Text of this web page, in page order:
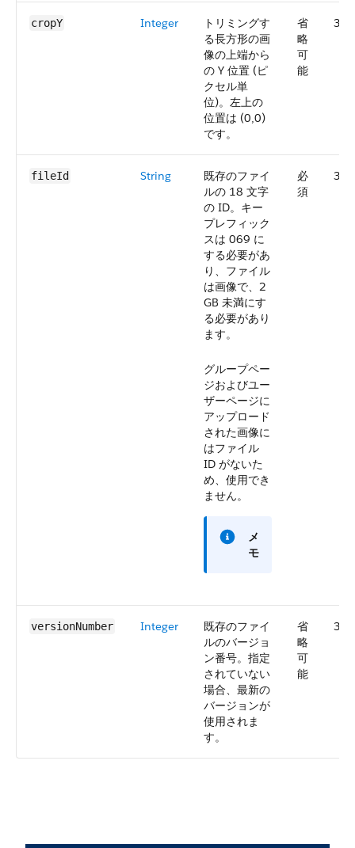
cropY Integer
トリミングす
る長方形の画
像の上端から
の Y 位置 (ピ
クセル単
位)。左上の
位置は (0,0)
です。
省
略
可
能
fileId String
既存のファイ
ルの 18 文字
の ID。キー
プレフィック
スは 069 に
する必要があ
り、ファイル
は画像で、2
GB 未満にす
る必要があり
ます。
グループペー
ジおよびユー
ザーページに
アップロード
された画像に
はファイル
ID がないた
め、使用でき
ません。
メ
モ
必
須
versionNumber Integer
既存のファイ
ルのバージョ
ン番号。指定
されていない
場合、最新の
バージョンが
使用されま
す。
省
略
可
能